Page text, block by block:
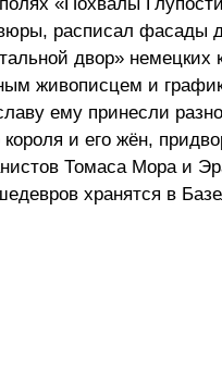
расписал фасады
двор» немецких
живописцем и
ему принесли
и его жён,
Томаса Мора и
хранятся в